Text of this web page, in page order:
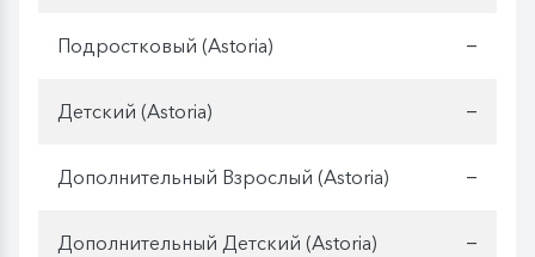
Подростковый (Astoria) —
Детский (Astoria) —
Дополнительный Взрослый (Astoria) —
Дополнительный Детский (Astoria) —